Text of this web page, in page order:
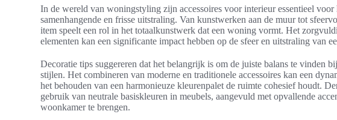
In de wereld van woningstyling zijn accessoires voor interieur essentieel voor
samenhangende en frisse uitstraling. Van kunstwerken aan de muur tot
item speelt een rol in het totaalkunstwerk dat een woning vormt. Het
elementen kan een significante impact hebben op de sfeer en uitstraling van
Decoratie tips suggereren dat het belangrijk is om de juiste balans te vinden
stijlen. Het combineren van moderne en traditionele accessoires kan een
het behouden van een harmonieuze kleurenpalet de ruimte cohesief houdt.
gebruik van neutrale basiskleuren in meubels, aangevuld met opvallende
woonkamer te brengen.